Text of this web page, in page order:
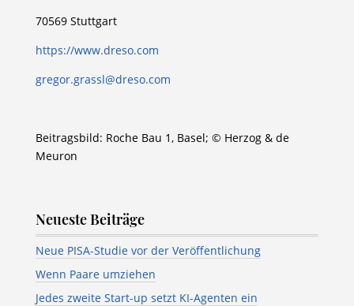
70569 Stuttgart
https://www.dreso.com
gregor.grassl@dreso.com
Beitragsbild: Roche Bau 1, Basel; © Herzog & de
Meuron
Neueste Beiträge
Neue PISA-Studie vor der Veröffentlichung
Wenn Paare umziehen
Jedes zweite Start-up setzt KI-Agenten ein